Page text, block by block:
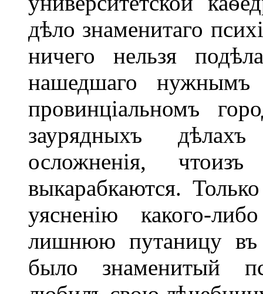
дѣло знаменитаго
ничего нельзя
нашедшаго нужнымъ
провинціальномъ
заурядныхъ
осложненія,
выкарабкаются.
уясненію какого-
лишнюю путаницу
было знаменитый